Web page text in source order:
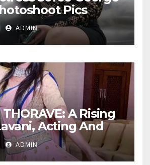
Pics
ADMIN
A Rising
Acting And
!
ADMIN